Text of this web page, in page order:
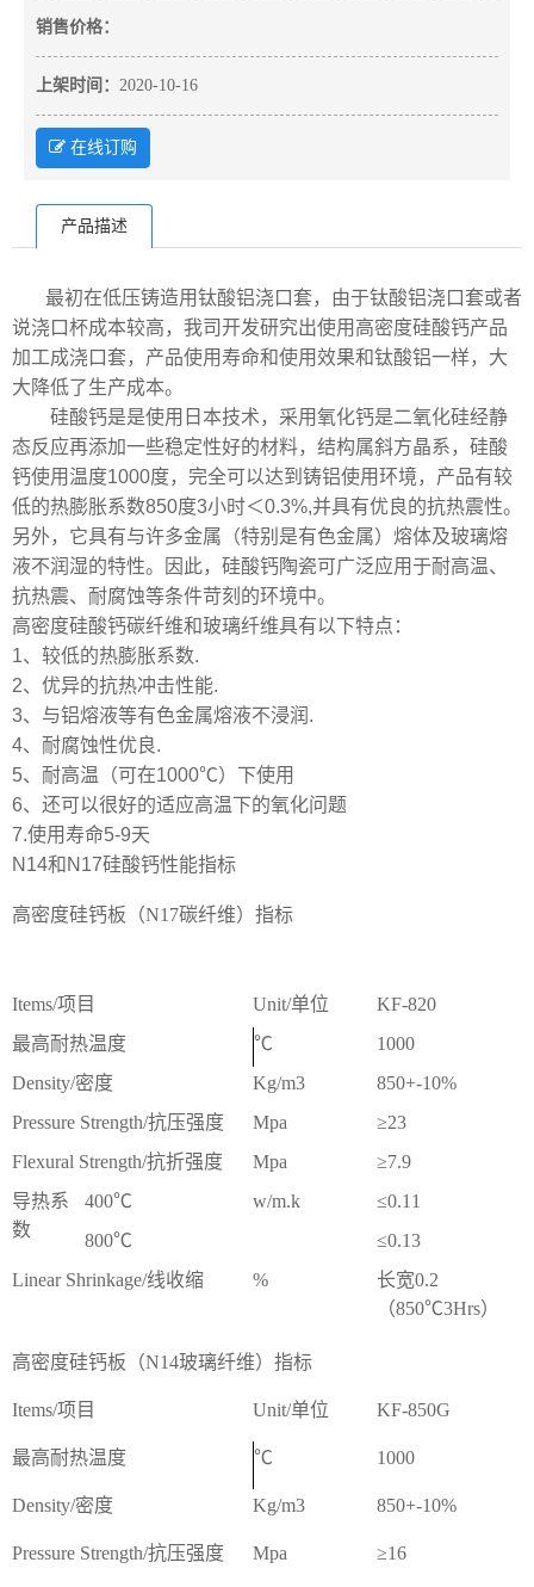
销售价格：
上架时间： 2020-10-16
在线订购
产品描述
最初在低压铸造用钛酸铝浇口套，由于钛酸铝浇口套或者
说浇口杯成本较高，我司开发研究出使用高密度硅酸钙产品
加工成浇口套，产品使用寿命和使用效果和钛酸铝一样，大
大降低了生产成本。
硅酸钙是是使用日本技术，采用氧化钙是二氧化硅经静
态反应再添加一些稳定性好的材料，结构属斜方晶系，硅酸
钙使用温度1000度，完全可以达到铸铝使用环境，产品有较
低的热膨胀系数850度3小时＜0.3%,并具有优良的抗热震性。
另外，它具有与许多金属（特别是有色金属）熔体及玻璃熔
液不润湿的特性。因此，硅酸钙陶瓷可广泛应用于耐高温、
抗热震、耐腐蚀等条件苛刻的环境中。
高密度硅酸钙碳纤维和玻璃纤维具有以下特点：
1、较低的热膨胀系数.
2、优异的抗热冲击性能.
3、与铝熔液等有色金属熔液不浸润.
4、耐腐蚀性优良.
5、耐高温（可在1000℃）下使用
6、还可以很好的适应高温下的氧化问题
7.使用寿命5-9天
N14和N17硅酸钙性能指标
高密度硅钙板（N17碳纤维）指标
Items/项目 Unit/单位
KF-820
最高耐热温度
℃
1000
Density/密度
Kg/m3
850+-10%
Pressure Strength/抗压强度
Mpa
≥23
Flexural Strength/抗折强度
Mpa
≥7.9
导热系
数
400℃ w/m.k
≤0.11
800℃
≤0.13
Linear Shrinkage/线收缩
%
长宽0.2
（850℃3Hrs）
高密度硅钙板（N14玻璃纤维）指标
Items/项目 Unit/单位 KF-850G
最高耐热温度 ℃ 1000
Density/密度 Kg/m3 850+-10%
Pressure Strength/抗压强度 Mpa ≥16